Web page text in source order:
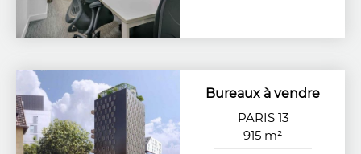
Bureaux à vendre
PARIS 13
915 m²